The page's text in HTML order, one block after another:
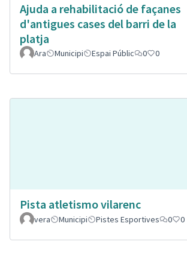
Ajuda a rehabilitació de façanes
d'antigues cases del barri de la
platja
Ara Municipi Espai Públic 0 0
Pista atletismo vilarenc
vera
Municipi Pistes Esportives 0 0